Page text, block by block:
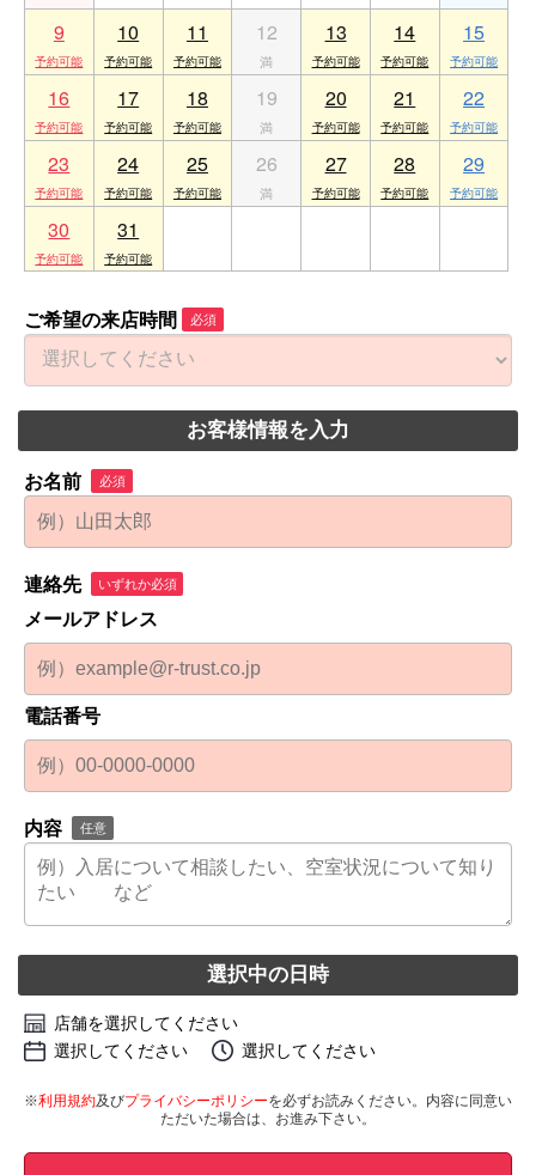
9 10 11 12 13 14 15
16 17 18 19 20 21 22
23 24 25 26 27 28 29
30 31
ご希望の来店時間 必須
お客様情報を入力
お名前 必須
連絡先 いずれか必須
メールアドレス
電話番号
内容 任意
選択中の日時
店舗を選択してください
選択してください
選択してください
※利用規約及びプライバシーポリシーを必ずお読みください。内容に同意い
ただいた場合は、お進み下さい。